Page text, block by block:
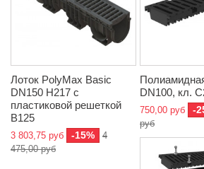
Лоток PolyMax Basic
DN150 H217 с
пластиковой решеткой
В125
3 803,75 руб -15%
4
475,00 руб
DN100, кл.
750,00 руб -
руб